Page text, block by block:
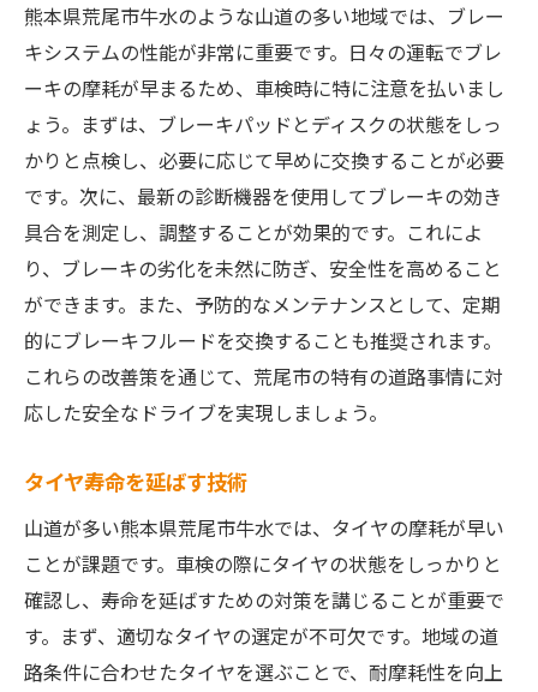
熊本県荒尾市牛水のような山道の多い地域では、ブレー
キシステムの性能が非常に重要です。日々の運転でブレ
ーキの摩耗が早まるため、車検時に特に注意を払いまし
ょう。まずは、ブレーキパッドとディスクの状態をしっ
かりと点検し、必要に応じて早めに交換することが必要
です。次に、最新の診断機器を使用してブレーキの効き
具合を測定し、調整することが効果的です。これによ
り、ブレーキの劣化を未然に防ぎ、安全性を高めること
ができます。また、予防的なメンテナンスとして、定期
的にブレーキフルードを交換することも推奨されます。
これらの改善策を通じて、荒尾市の特有の道路事情に対
応した安全なドライブを実現しましょう。
タイヤ寿命を延ばす技術
山道が多い熊本県荒尾市牛水では、タイヤの摩耗が早い
ことが課題です。車検の際にタイヤの状態をしっかりと
確認し、寿命を延ばすための対策を講じることが重要で
す。まず、適切なタイヤの選定が不可欠です。地域の道
路条件に合わせたタイヤを選ぶことで、耐摩耗性を向上